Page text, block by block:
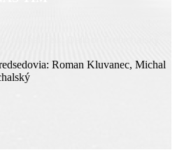
Roman Kluvanec, Michal